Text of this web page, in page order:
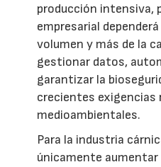
producción intensiva,
empresarial
volumen y más de la
gestionar datos,
garantizar la
crecientes exigencias
medioambientales.
Para la industria
únicamente